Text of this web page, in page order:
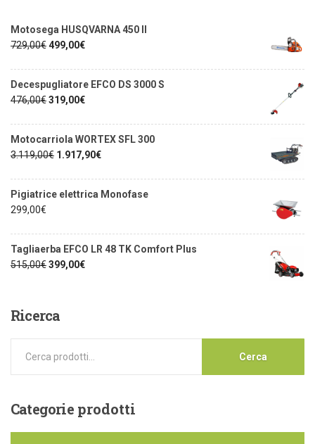
Motosega HUSQVARNA 450 II
729,00€499,00€
Decespugliatore EFCO DS 3000 S
476,00€319,00€
Motocarriola WORTEX SFL 300
3.119,00€ 1.917,90€
Pigiatrice elettrica Monofase
299,00€
Tagliaerba EFCO LR 48 TK Comfort Plus
515,00€399,00€
Ricerca
Cerca
Categorieprodotti